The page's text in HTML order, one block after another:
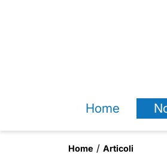
Home
Home Articoli